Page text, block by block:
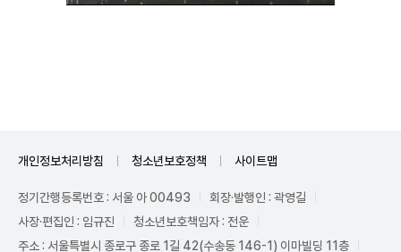
개인정보처리방침 청소년보호정책 사이트맵
정기간행등록번호 : 서울 아 00493
회장·발행인 : 곽영길
사장·편집인 : 임규진
청소년보호책임자 : 전운
주소 : 서울특별시 종로구 종로 1길 42(수송동 146-1) 이마빌딩 11층